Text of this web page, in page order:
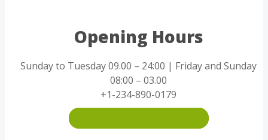
Opening Hours
Sunday to Tuesday 09.00 – 24:00 | Friday and Sunday
08:00 – 03.00
+1-234-890-0179